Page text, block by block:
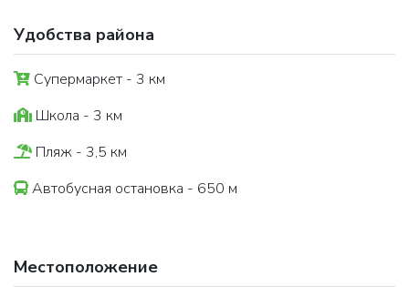
Удобства района
Супермаркет - 3 км
Школа - 3 км
Пляж - 3,5 км
Автобусная остановка - 650 м
Местоположение